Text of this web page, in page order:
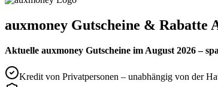
auxmoney Gutscheine & Rabatte
Aktuelle auxmoney Gutscheine im August 2026 –
Kredit von Privatpersonen – unabhängig von der